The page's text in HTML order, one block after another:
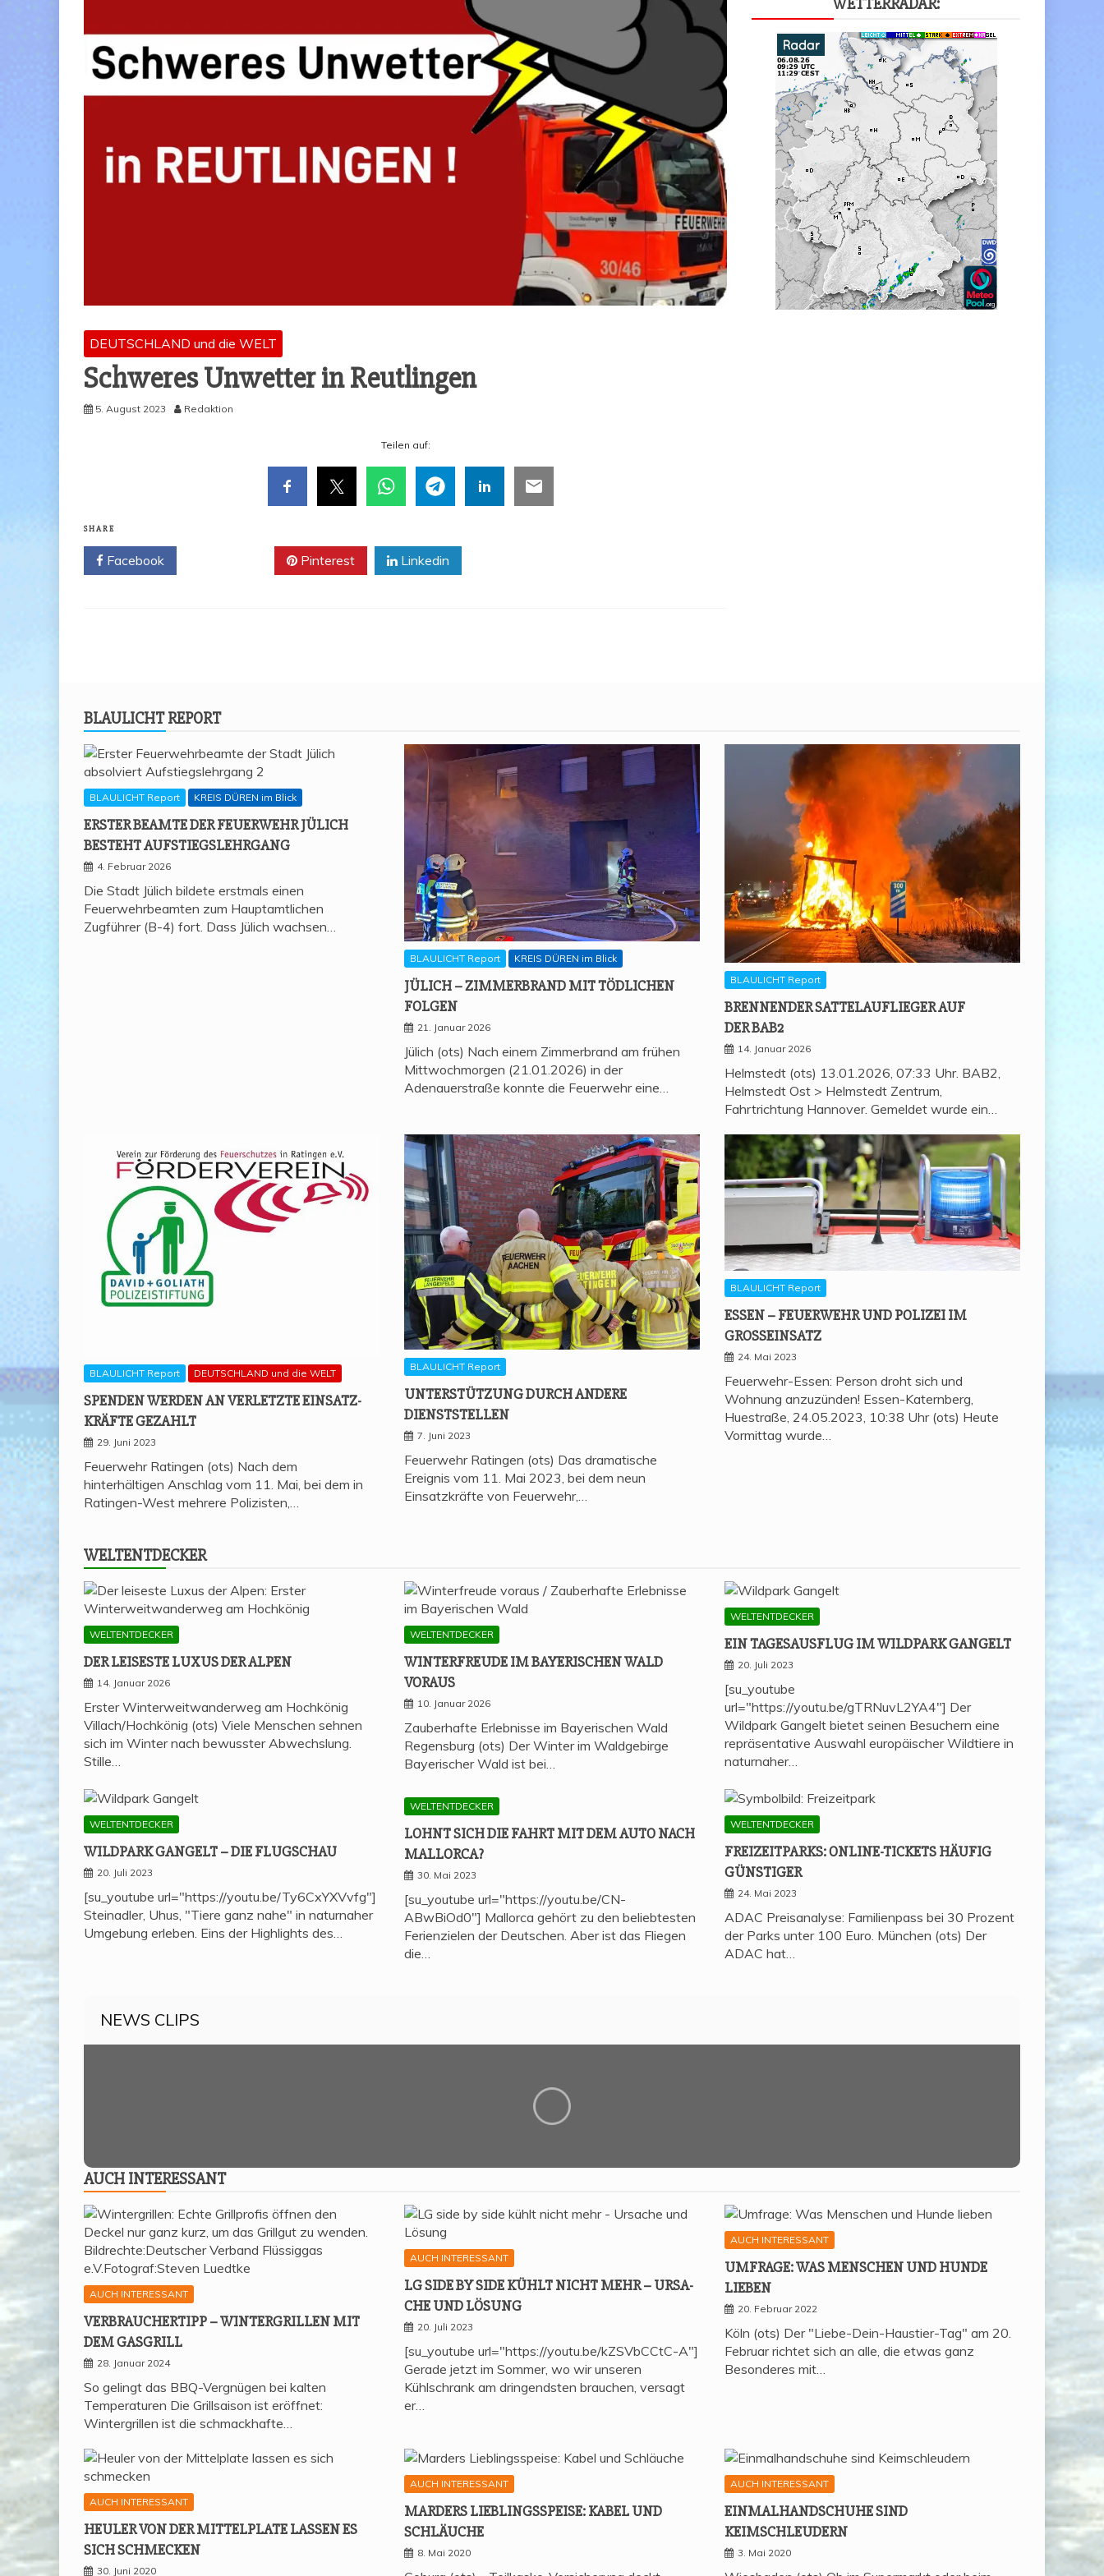
DEUTSCHLAND und die WELT
Schwe­res Unwet­ter in Reutlingen
5. August 2023 Redaktion
Tei­len auf:
SHARE
Facebook Pinterest Linkedin
BLAU­LICHT REPORT
BLAULICHT Report KREIS DÜREN im Blick
ERS­TER BEAM­TE DER FEU­ER­WEHR JÜLICH
BESTEHT AUFSTIEGSLEHRGANG
4. Februar 2026
Die Stadt Jülich bildete erstmals einen
Feuerwehrbeamten zum Hauptamtlichen
Zugführer (B-4) fort. Dass Jülich wachsen…
BLAULICHT Report KREIS DÜREN im Blick
JÜLICH – ZIM­MER­BRAND MIT TÖD­LI­CHEN
FOLGEN
21. Januar 2026
Jülich (ots) Nach einem Zimmerbrand am frühen
Mittwochmorgen (21.01.2026) in der
Adenauerstraße konnte die Feuerwehr eine…
BLAULICHT Report
BREN­NEN­DER SAT­TEL­AUF­LIE­GER AUF
DER BAB2
14. Januar 2026
Helmstedt (ots) 13.01.2026, 07:33 Uhr. BAB2,
Helmstedt Ost > Helmstedt Zentrum,
Fahrtrichtung Hannover. Gemeldet wurde ein…
BLAULICHT Report DEUTSCHLAND und die WELT
SPEN­DEN WER­DEN AN VER­LETZ­TE EIN­SATZ­
KRÄF­TE GEZAHLT
29. Juni 2023
Feuerwehr Ratingen (ots) Nach dem
hinterhältigen Anschlag vom 11. Mai, bei dem in
Ratingen-West mehrere Polizisten,…
BLAULICHT Report
UNTER­STÜT­ZUNG DURCH ANDE­RE
DIENSTSTELLEN
7. Juni 2023
Feuerwehr Ratingen (ots) Das dramatische
Ereignis vom 11. Mai 2023, bei dem neun
Einsatzkräfte von Feuerwehr,…
BLAULICHT Report
ESSEN – FEU­ER­WEHR UND POLI­ZEI IM
GROSSEINSATZ
24. Mai 2023
Feuerwehr-Essen: Person droht sich und
Wohnung anzuzünden! Essen-Katernberg,
Huestraße, 24.05.2023, 10:38 Uhr (ots) Heute
Vormittag wurde…
WELT­ENT­DE­CKER
WELTENTDECKER
DER LEI­SES­TE LUXUS DER ALPEN
14. Januar 2026
Erster Winterweitwanderweg am Hochkönig
Villach/Hochkönig (ots) Viele Menschen sehnen
sich im Winter nach bewusster Abwechslung.
Stille…
WELTENTDECKER
WIN­TER­FREU­DE IM BAYE­RI­SCHEN WALD
VORAUS
10. Januar 2026
Zauberhafte Erlebnisse im Bayerischen Wald
Regensburg (ots) Der Winter im Waldgebirge
Bayerischer Wald ist bei…
WELTENTDECKER
EIN TAGES­AUS­FLUG IM WILD­PARK GANGELT
20. Juli 2023
[su_youtube
url="https://youtu.be/gTRNuvL2YA4"] Der
Wildpark Gangelt bietet seinen Besuchern eine
repräsentative Auswahl europäischer Wildtiere in
naturnaher…
WELTENTDECKER
WILD­PARK GAN­GELT – DIE FLUGSCHAU
20. Juli 2023
[su_youtube url="https://youtu.be/Ty6CxYXVvfg"]
Steinadler, Uhus, "Tiere ganz nahe" in naturnaher
Umgebung erleben. Eins der Highlights des…
WELTENTDECKER
LOHNT SICH DIE FAHRT MIT DEM AUTO NACH
MALLORCA?
30. Mai 2023
[su_youtube url="https://youtu.be/CN-
ABwBiOd0"] Mallorca gehört zu den beliebtesten
Ferienzielen der Deutschen. Aber ist das Fliegen
die…
WELTENTDECKER
FREI­ZEIT­PARKS: ONLINE-TICKETS HÄU­FIG
GÜNSTIGER
24. Mai 2023
ADAC Preisanalyse: Familienpass bei 30 Prozent
der Parks unter 100 Euro. München (ots) Der
ADAC hat…
NEWS CLIPS
AUCH INTER­ES­SANT
AUCH INTERESSANT
VER­BRAU­CHER­TIPP – WIN­TER­GRIL­LEN MIT
DEM GASGRILL
28. Januar 2024
So gelingt das BBQ-Vergnügen bei kalten
Temperaturen Die Grillsaison ist eröffnet:
Wintergrillen ist die schmackhafte…
AUCH INTERESSANT
LG SIDE BY SIDE KÜHLT NICHT MEHR – URSA­
CHE UND LÖSUNG
20. Juli 2023
[su_youtube url="https://youtu.be/kZSVbCCtC-A"]
Gerade jetzt im Sommer, wo wir unseren
Kühlschrank am dringendsten brauchen, versagt
er…
AUCH INTERESSANT
UMFRA­GE: WAS MEN­SCHEN UND HUN­DE
LIEBEN
20. Februar 2022
Köln (ots) Der "Liebe-Dein-Haustier-Tag" am 20.
Februar richtet sich an alle, die etwas ganz
Besonderes mit…
AUCH INTERESSANT
HEU­LER VON DER MIT­TEL­P­LA­TE LAS­SEN ES
SICH SCHMECKEN
30. Juni 2020
AUCH INTERESSANT
MAR­DERS LIEB­LINGS­SPEI­SE: KABEL UND
SCHLÄUCHE
8. Mai 2020
AUCH INTERESSANT
EIN­MAL­HAND­SCHU­HE SIND
KEIMSCHLEUDERN
3. Mai 2020